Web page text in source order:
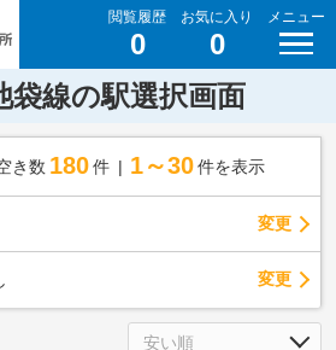
閲覧履歴
0
お気に入り
0
メニュー
袋線の駅選択画面
き数 180 件 1～30 件を表示
変更
変更